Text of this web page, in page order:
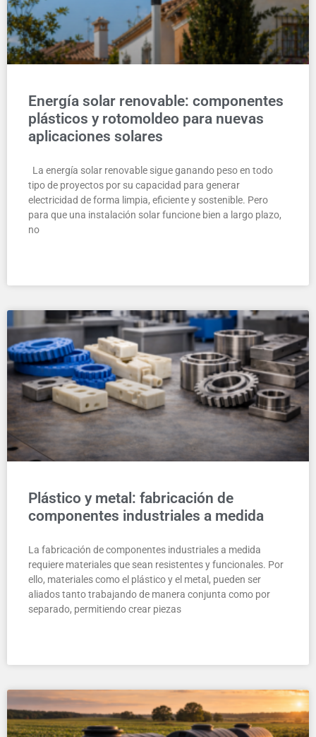
Energía solar renovable: componentes
plásticos y rotomoldeo para nuevas
aplicaciones solares
La energía solar renovable sigue ganando peso en todo
tipo de proyectos por su capacidad para generar
electricidad de forma limpia, eficiente y sostenible. Pero
para que una instalación solar funcione bien a largo plazo,
no
Plástico y metal: fabricación de
componentes industriales a medida
La fabricación de componentes industriales a medida
requiere materiales que sean resistentes y funcionales. Por
ello, materiales como el plástico y el metal, pueden ser
aliados tanto trabajando de manera conjunta como por
separado, permitiendo crear piezas